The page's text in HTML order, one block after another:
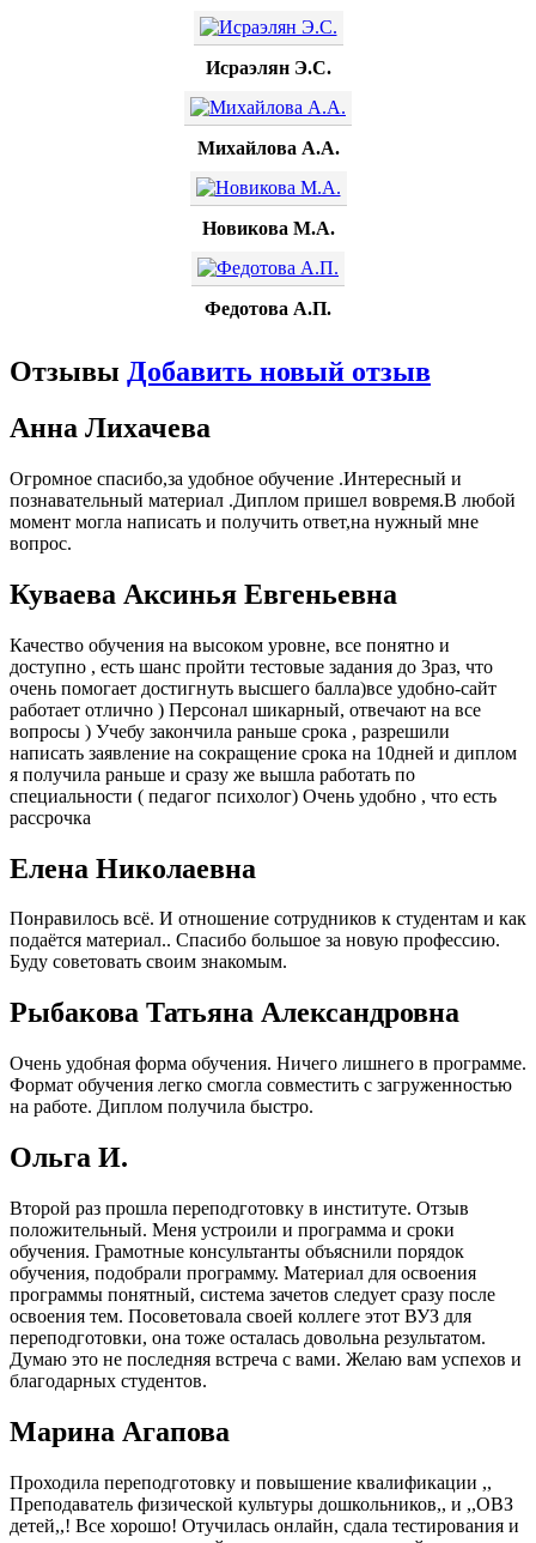
Исраэлян Э.С.
Михайлова А.А.
Новикова М.А.
Федотова А.П.
Отзывы Добавить новый отзыв
Анна Лихачева
Огромное спасибо,за удобное обучение .Интересный и
познавательный материал .Диплом пришел вовремя.В любой
момент могла написать и получить ответ,на нужный мне
вопрос.
Куваева Аксинья Евгеньевна
Качество обучения на высоком уровне, все понятно и
доступно , есть шанс пройти тестовые задания до 3раз, что
очень помогает достигнуть высшего балла)все удобно-сайт
работает отлично ) Персонал шикарный, отвечают на все
вопросы ) Учебу закончила раньше срока , разрешили
написать заявление на сокращение срока на 10дней и диплом
я получила раньше и сразу же вышла работать по
специальности ( педагог психолог) Очень удобно , что есть
рассрочка
Елена Николаевна
Понравилось всё. И отношение сотрудников к студентам и как
подаётся материал.. Спасибо большое за новую профессию.
Буду советовать своим знакомым.
Рыбакова Татьяна Александровна
Очень удобная форма обучения. Ничего лишнего в программе.
Формат обучения легко смогла совместить с загруженностью
на работе. Диплом получила быстро.
Ольга И.
Второй раз прошла переподготовку в институте. Отзыв
положительный. Меня устроили и программа и сроки
обучения. Грамотные консультанты объяснили порядок
обучения, подобрали программу. Материал для освоения
программы понятный, система зачетов следует сразу после
освоения тем. Посоветовала своей коллеге этот ВУЗ для
переподготовки, она тоже осталась довольна результатом.
Думаю это не последняя встреча с вами. Желаю вам успехов и
благодарных студентов.
Марина Агапова
Проходила переподготовку и повышение квалификации ,,
Преподаватель физической культуры дошкольников,, и ,,ОВЗ
детей,,! Все хорошо! Отучилась онлайн, сдала тестирования и